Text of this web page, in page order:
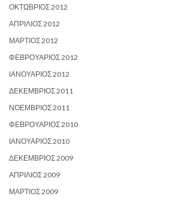
ΟΚΤΏΒΡΙΟΣ 2012
ΑΠΡΊΛΙΟΣ 2012
ΜΆΡΤΙΟΣ 2012
ΦΕΒΡΟΥΆΡΙΟΣ 2012
ΙΑΝΟΥΆΡΙΟΣ 2012
ΔΕΚΈΜΒΡΙΟΣ 2011
ΝΟΈΜΒΡΙΟΣ 2011
ΦΕΒΡΟΥΆΡΙΟΣ 2010
ΙΑΝΟΥΆΡΙΟΣ 2010
ΔΕΚΈΜΒΡΙΟΣ 2009
ΑΠΡΊΛΙΟΣ 2009
ΜΆΡΤΙΟΣ 2009